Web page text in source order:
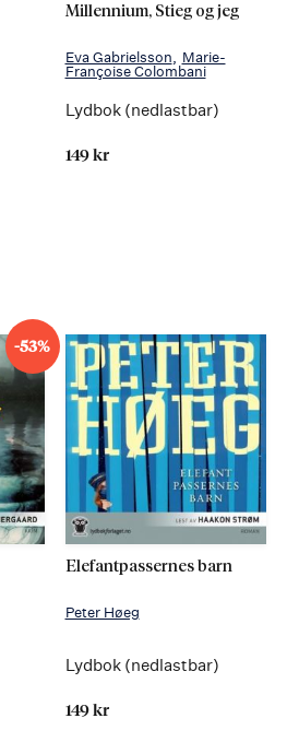
Millennium, Stieg og jeg
Eva Gabrielsson
Marie-
Françoise Colombani
Lydbok (nedlastbar)
149 kr
-53%
Elefantpassernes barn
Peter Høeg
Lydbok (nedlastbar)
149 kr